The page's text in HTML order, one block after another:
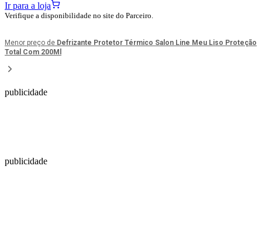
Ir para a loja
Verifique a disponibilidade no site do Parceiro.
Menor preço de Defrizante Protetor Térmico Salon Line Meu Liso Proteção
Total Com 200Ml
publicidade
publicidade